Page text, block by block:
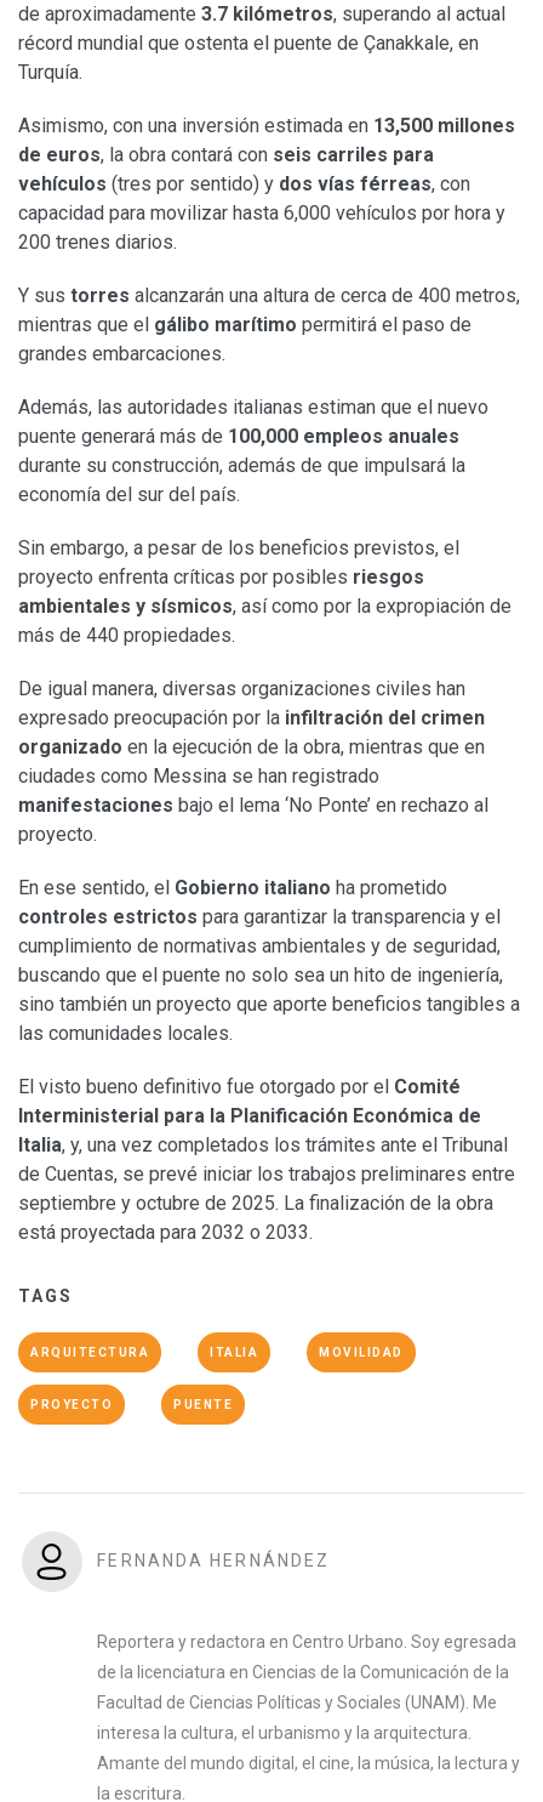
de aproximadamente 3.7 kilómetros, superando al actual
récord mundial que ostenta el puente de Çanakkale, en
Turquía.
Asimismo, con una inversión estimada en 13,500 millones
de euros, la obra contará con seis carriles para
vehículos (tres por sentido) y dos vías férreas, con
capacidad para movilizar hasta 6,000 vehículos por hora y
200 trenes diarios.
Y sus torres alcanzarán una altura de cerca de 400 metros,
mientras que el gálibo marítimo permitirá el paso de
grandes embarcaciones.
Además, las autoridades italianas estiman que el nuevo
puente generará más de 100,000 empleos anuales
durante su construcción, además de que impulsará la
economía del sur del país.
Sin embargo, a pesar de los beneficios previstos, el
proyecto enfrenta críticas por posibles riesgos
ambientales y sísmicos, así como por la expropiación de
más de 440 propiedades.
De igual manera, diversas organizaciones civiles han
expresado preocupación por la infiltración del crimen
organizado en la ejecución de la obra, mientras que en
ciudades como Messina se han registrado
manifestaciones bajo el lema ‘No Ponte’ en rechazo al
proyecto.
En ese sentido, el Gobierno italiano ha prometido
controles estrictos para garantizar la transparencia y el
cumplimiento de normativas ambientales y de seguridad,
buscando que el puente no solo sea un hito de ingeniería,
sino también un proyecto que aporte beneficios tangibles a
las comunidades locales.
El visto bueno definitivo fue otorgado por el Comité
Interministerial para la Planificación Económica de
Italia, y, una vez completados los trámites ante el Tribunal
de Cuentas, se prevé iniciar los trabajos preliminares entre
septiembre y octubre de 2025. La finalización de la obra
está proyectada para 2032 o 2033.
TAGS
ARQUITECTURA ITALIA MOVILIDAD
PROYECTO PUENTE
FERNANDA HERNÁNDEZ
Reportera y redactora en Centro Urbano. Soy egresada
de la licenciatura en Ciencias de la Comunicación de la
Facultad de Ciencias Políticas y Sociales (UNAM). Me
interesa la cultura, el urbanismo y la arquitectura.
Amante del mundo digital, el cine, la música, la lectura y
la escritura.